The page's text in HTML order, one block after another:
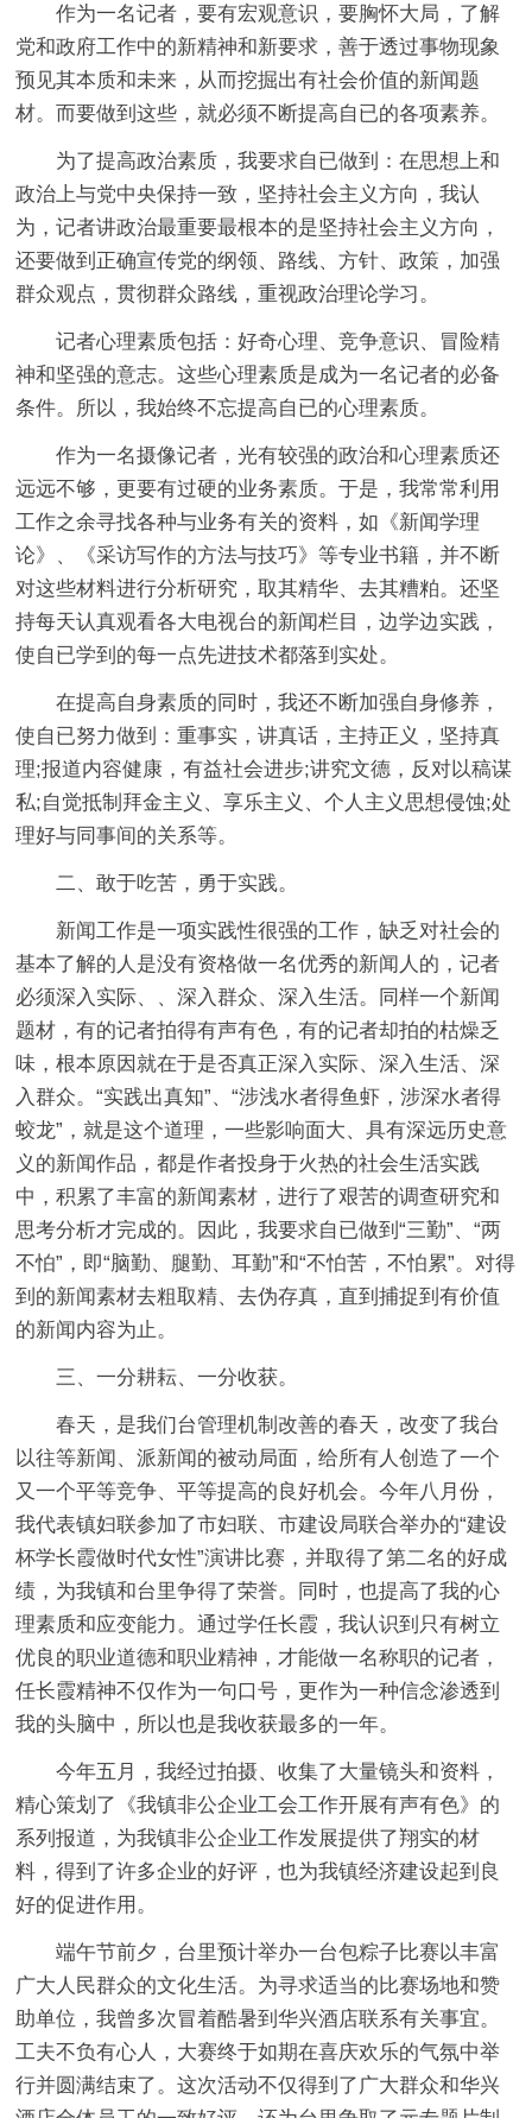
作为一名记者，要有宏观意识，要胸怀大局，了解
党和政府工作中的新精神和新要求，善于透过事物现象
预见其本质和未来，从而挖掘出有社会价值的新闻题
材。而要做到这些，就必须不断提高自已的各项素养。
为了提高政治素质，我要求自已做到：在思想上和
政治上与党中央保持一致，坚持社会主义方向，我认
为，记者讲政治最重要最根本的是坚持社会主义方向，
还要做到正确宣传党的纲领、路线、方针、政策，加强
群众观点，贯彻群众路线，重视政治理论学习。
记者心理素质包括：好奇心理、竞争意识、冒险精
神和坚强的意志。这些心理素质是成为一名记者的必备
条件。所以，我始终不忘提高自已的心理素质。
作为一名摄像记者，光有较强的政治和心理素质还
远远不够，更要有过硬的业务素质。于是，我常常利用
工作之余寻找各种与业务有关的资料，如《新闻学理
论》、《采访写作的方法与技巧》等专业书籍，并不断
对这些材料进行分析研究，取其精华、去其糟粕。还坚
持每天认真观看各大电视台的新闻栏目，边学边实践，
使自已学到的每一点先进技术都落到实处。
在提高自身素质的同时，我还不断加强自身修养，
使自已努力做到：重事实，讲真话，主持正义，坚持真
理;报道内容健康，有益社会进步;讲究文德，反对以稿谋
私;自觉抵制拜金主义、享乐主义、个人主义思想侵蚀;处
理好与同事间的关系等。
二、敢于吃苦，勇于实践。
新闻工作是一项实践性很强的工作，缺乏对社会的
基本了解的人是没有资格做一名优秀的新闻人的，记者
必须深入实际、、深入群众、深入生活。同样一个新闻
题材，有的记者拍得有声有色，有的记者却拍的枯燥乏
味，根本原因就在于是否真正深入实际、深入生活、深
入群众。“实践出真知”、“涉浅水者得鱼虾，涉深水者得
蛟龙”，就是这个道理，一些影响面大、具有深远历史意
义的新闻作品，都是作者投身于火热的社会生活实践
中，积累了丰富的新闻素材，进行了艰苦的调查研究和
思考分析才完成的。因此，我要求自已做到“三勤”、“两
不怕”，即“脑勤、腿勤、耳勤”和“不怕苦，不怕累”。对得
到的新闻素材去粗取精、去伪存真，直到捕捉到有价值
的新闻内容为止。
三、一分耕耘、一分收获。
春天，是我们台管理机制改善的春天，改变了我台
以往等新闻、派新闻的被动局面，给所有人创造了一个
又一个平等竞争、平等提高的良好机会。今年八月份，
我代表镇妇联参加了市妇联、市建设局联合举办的“建设
杯学长霞做时代女性”演讲比赛，并取得了第二名的好成
绩，为我镇和台里争得了荣誉。同时，也提高了我的心
理素质和应变能力。通过学任长霞，我认识到只有树立
优良的职业道德和职业精神，才能做一名称职的记者，
任长霞精神不仅作为一句口号，更作为一种信念渗透到
我的头脑中，所以也是我收获最多的一年。
今年五月，我经过拍摄、收集了大量镜头和资料，
精心策划了《我镇非公企业工会工作开展有声有色》的
系列报道，为我镇非公企业工作发展提供了翔实的材
料，得到了许多企业的好评，也为我镇经济建设起到良
好的促进作用。
端午节前夕，台里预计举办一台包粽子比赛以丰富
广大人民群众的文化生活。为寻求适当的比赛场地和赞
助单位，我曾多次冒着酷暑到华兴酒店联系有关事宜。
工夫不负有心人，大赛终于如期在喜庆欢乐的气氛中举
行并圆满结束了。这次活动不仅得到了广大群众和华兴